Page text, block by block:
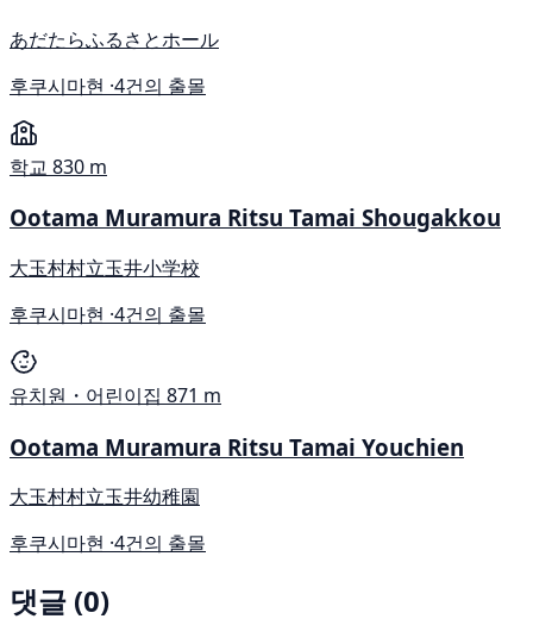
あだたらふるさとホール
후쿠시마현 ·4건의 출몰
학교 830 m
Ootama Muramura Ritsu Tamai Shougakkou
大玉村村立玉井小学校
후쿠시마현 ·4건의 출몰
유치원・어린이집 871 m
Ootama Muramura Ritsu Tamai Youchien
大玉村村立玉井幼稚園
후쿠시마현 ·4건의 출몰
댓글 (0)